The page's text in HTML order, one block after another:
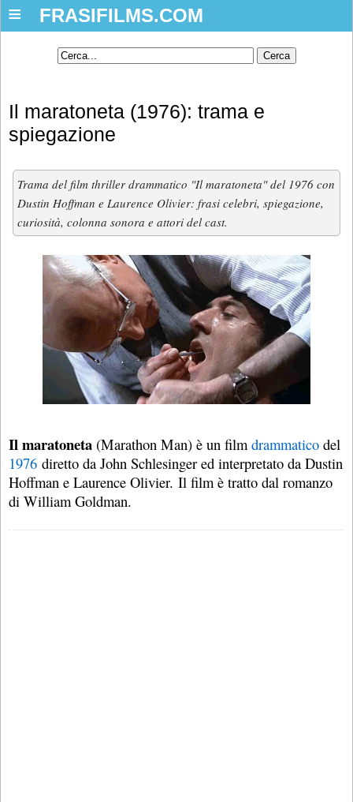
FRASIFILMS.COM
≡
Il maratoneta (1976): trama e
spiegazione
Trama del film thriller drammatico "Il maratoneta" del 1976 con
Dustin Hoffman e Laurence Olivier: frasi celebri, spiegazione,
curiosità, colonna sonora e attori del cast.
Il maratoneta (Marathon Man) è un film drammatico del
1976 diretto da John Schlesinger ed interpretato da Dustin
Hoffman e Laurence Olivier. Il film è tratto dal romanzo
di William Goldman.